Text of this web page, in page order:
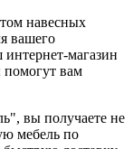
навесных
вашего
интернет-магазин
вам
вы получаете не
мебель по